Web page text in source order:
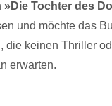
»Die Tochter des
und möchte das
die keinen Thriller
erwarten.